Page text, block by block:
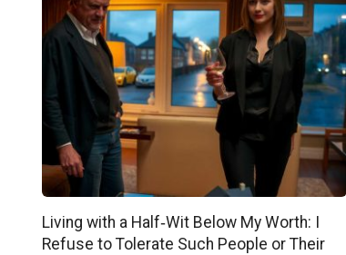
Living with a Half‑Wit Below My Worth: I
Refuse to Tolerate Such People or Their